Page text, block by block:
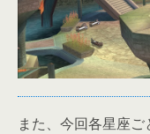
また、今回各星座